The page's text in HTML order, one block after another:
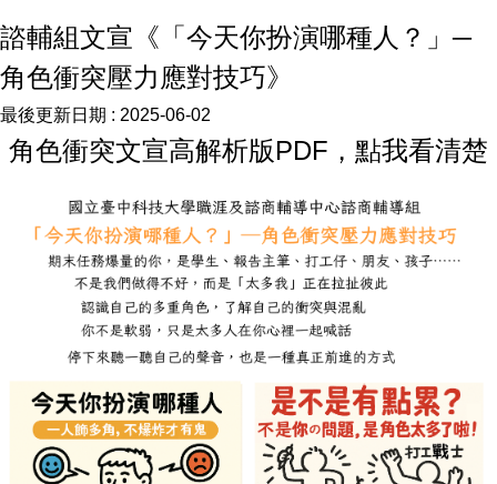
諮輔組文宣《「今天你扮演哪種人？」─
角色衝突壓力應對技巧》
最後更新日期 : 2025-06-02
角色衝突文宣高解析版PDF，點我看清楚